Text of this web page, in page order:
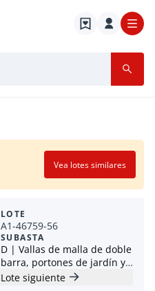
Vea lotes similares
LOTE
A1-46759-56
SUBASTA
D | Vallas de malla de doble
barra, portones de jardín y
biombos de privacidad - sin
Lote siguiente